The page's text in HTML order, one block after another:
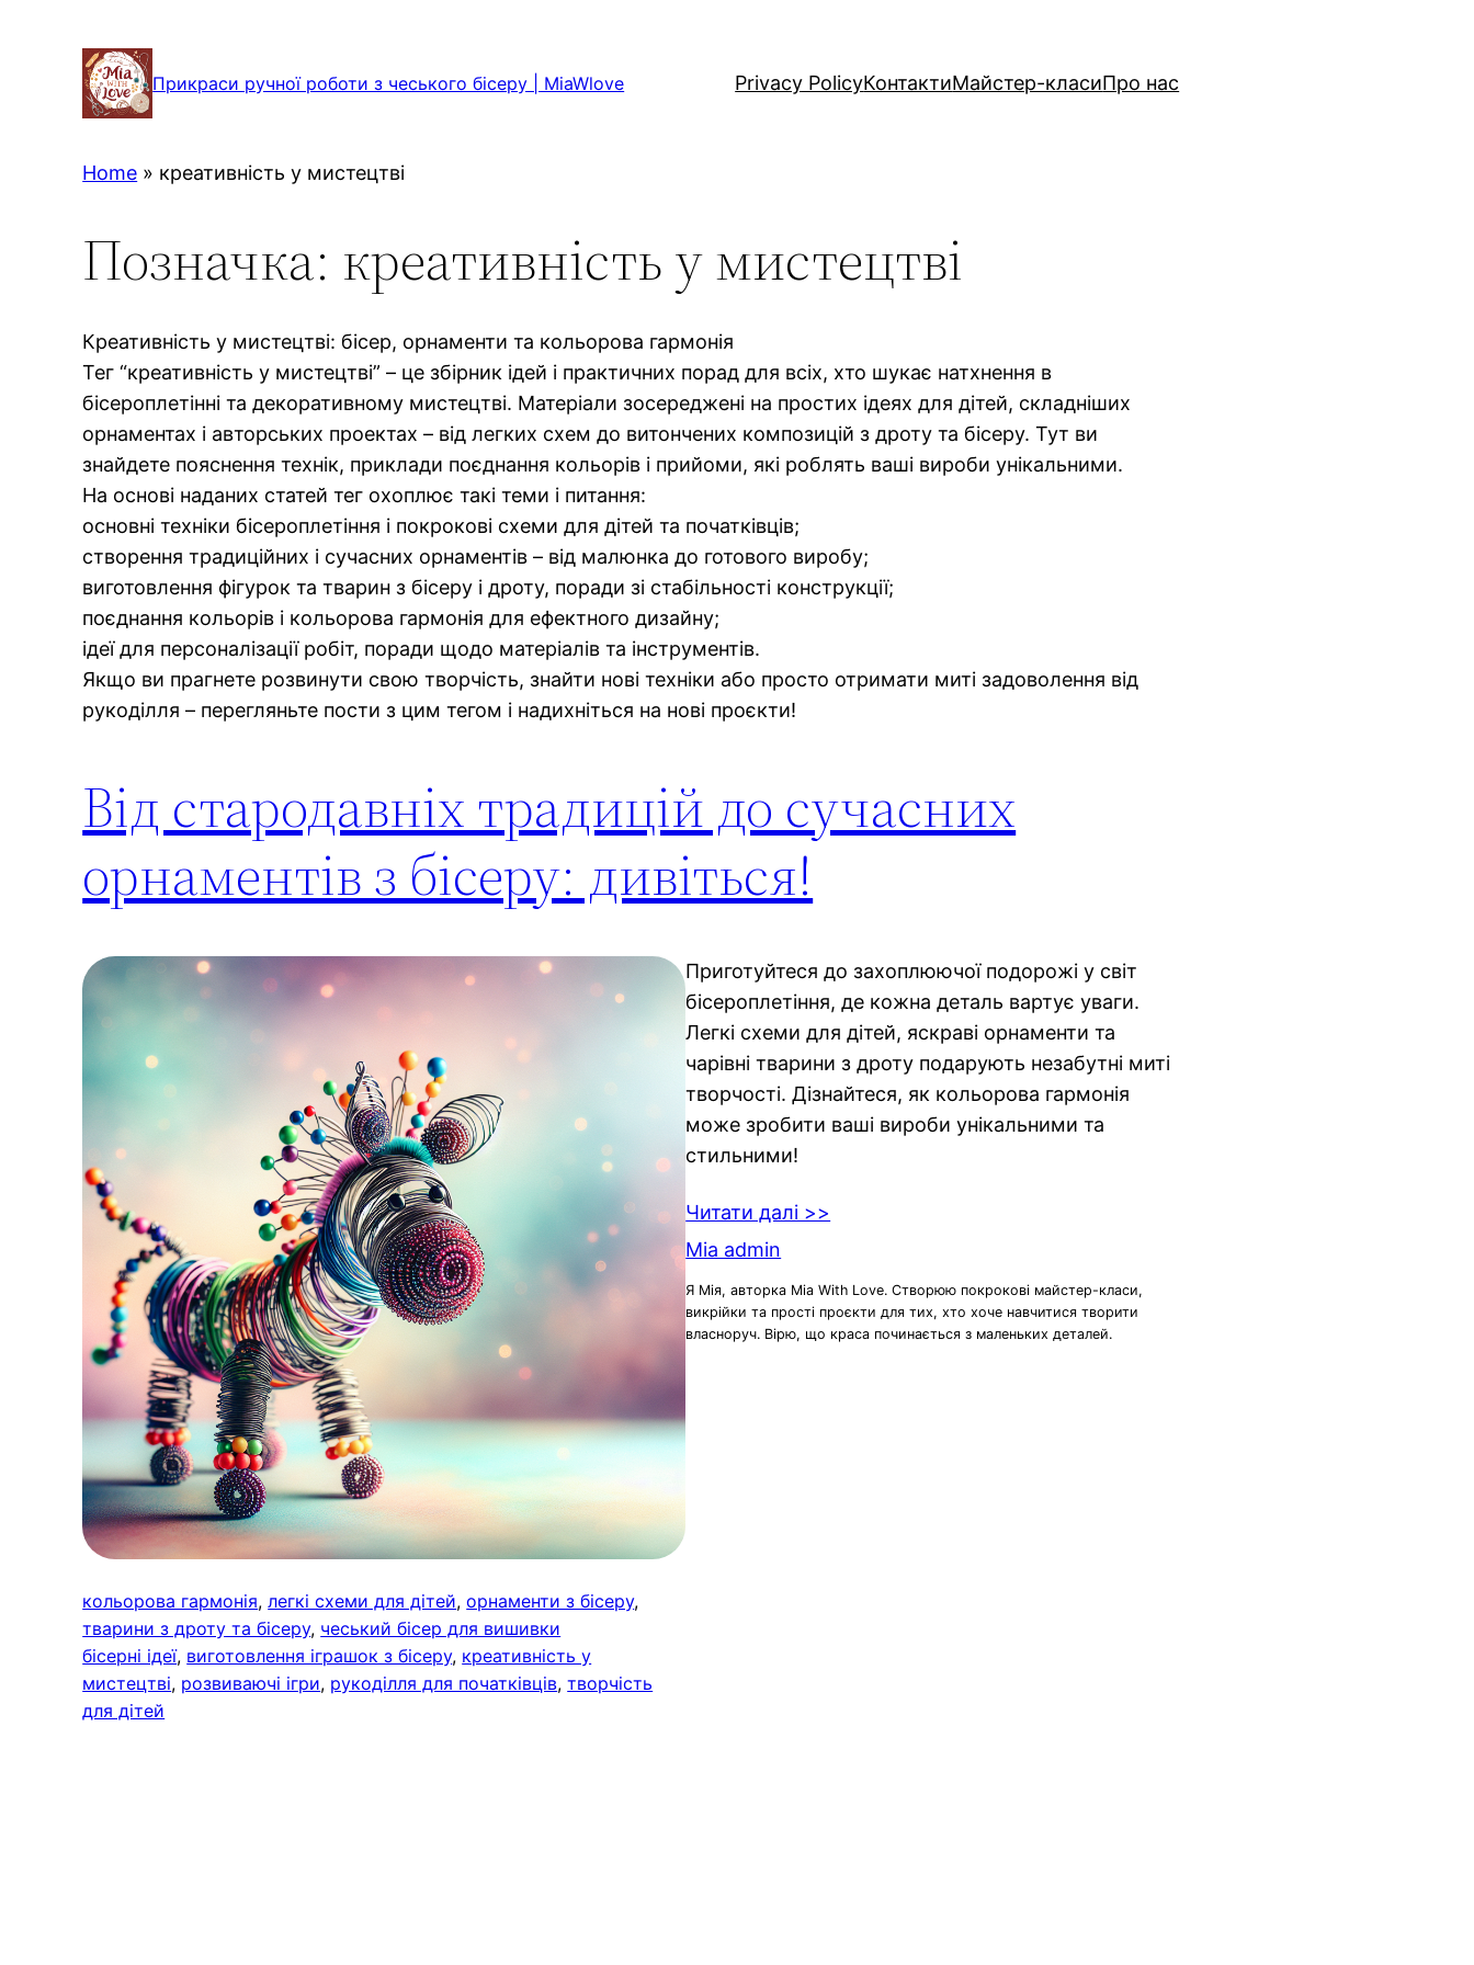
Прикраси ручної роботи з чеського бісеру | MiaWlove Privacy PolicyКонтактиМайстер-класиПро нас
Home » креативність у мистецтві
Позначка: креативність у мистецтві
Креативність у мистецтві: бісер, орнаменти та кольорова гармонія
Тег “креативність у мистецтві” – це збірник ідей і практичних порад для всіх, хто шукає натхнення в
бісероплетінні та декоративному мистецтві. Матеріали зосереджені на простих ідеях для дітей, складніших
орнаментах і авторських проектах – від легких схем до витончених композицій з дроту та бісеру. Тут ви
знайдете пояснення технік, приклади поєднання кольорів і прийоми, які роблять ваші вироби унікальними.
На основі наданих статей тег охоплює такі теми і питання:
основні техніки бісероплетіння і покрокові схеми для дітей та початківців;
створення традиційних і сучасних орнаментів – від малюнка до готового виробу;
виготовлення фігурок та тварин з бісеру і дроту, поради зі стабільності конструкції;
поєднання кольорів і кольорова гармонія для ефектного дизайну;
ідеї для персоналізації робіт, поради щодо матеріалів та інструментів.
Якщо ви прагнете розвинути свою творчість, знайти нові техніки або просто отримати миті задоволення від
рукоділля – перегляньте пости з цим тегом і надихніться на нові проєкти!
Від стародавніх традицій до сучасних
орнаментів з бісеру: дивіться!
кольорова гармонія, легкі схеми для дітей, орнаменти з бісеру
тварини з дроту та бісеру, чеський бісер для вишивки
бісерні ідеї, виготовлення іграшок з бісеру, креативність у
мистецтві, розвиваючі ігри, рукоділля для початківців, творчість
для дітей
Приготуйтеся до захоплюючої подорожі у світ
бісероплетіння, де кожна деталь вартує уваги.
Легкі схеми для дітей, яскраві орнаменти та
чарівні тварини з дроту подарують незабутні миті
творчості. Дізнайтеся, як кольорова гармонія
може зробити ваші вироби унікальними та
стильними!
Читати далі >>
Mia admin
Я Мія, авторка Mia With Love. Створюю покрокові майстер-класи,
викрійки та прості проєкти для тих, хто хоче навчитися творити
власноруч. Вірю, що краса починається з маленьких деталей.